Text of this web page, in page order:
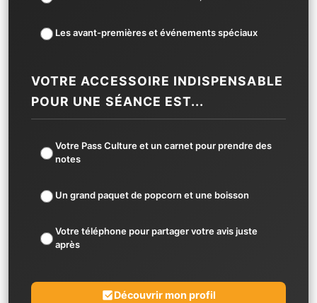
Les avant-premières et événements spéciaux
VOTRE ACCESSOIRE INDISPENSABLE
POUR UNE SÉANCE EST...
Votre Pass Culture et un carnet pour prendre des
notes
Un grand paquet de popcorn et une boisson
Votre téléphone pour partager votre avis juste
après
Découvrir mon profil